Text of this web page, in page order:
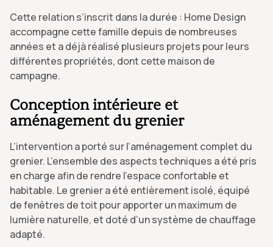
Cette relation s’inscrit dans la durée : Home Design
accompagne cette famille depuis de nombreuses
années et a déjà réalisé plusieurs projets pour leurs
différentes propriétés, dont cette maison de
campagne.
Conception intérieure et
aménagement du grenier
L’intervention a porté sur l’aménagement complet du
grenier. L’ensemble des aspects techniques a été pris
en charge afin de rendre l’espace confortable et
habitable. Le grenier a été entièrement isolé, équipé
de fenêtres de toit pour apporter un maximum de
lumière naturelle, et doté d’un système de chauffage
adapté.